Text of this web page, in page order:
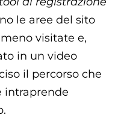
le aree del sito
visitate e,
in un video
il percorso che
intraprende